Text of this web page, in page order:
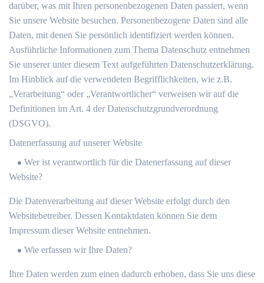
darüber, was mit Ihren personenbezogenen Daten passiert, wenn
Sie unsere Website besuchen. Personenbezogene Daten sind alle
Daten, mit denen Sie persönlich identifiziert werden können.
Ausführliche Informationen zum Thema Datenschutz entnehmen
Sie unserer unter diesem Text aufgeführten Datenschutzerklärung.
Im Hinblick auf die verwendeten Begrifflichkeiten, wie z.B.
„Verarbeitung“ oder „Verantwortlicher“ verweisen wir auf die
Definitionen im Art. 4 der Datenschutzgrundverordnung
(DSGVO).
Datenerfassung auf unserer Website
Wer ist verantwortlich für die Datenerfassung auf dieser
Website?
Die Datenverarbeitung auf dieser Website erfolgt durch den
Websitebetreiber. Dessen Kontaktdaten können Sie dem
Impressum dieser Website entnehmen.
Wie erfassen wir Ihre Daten?
Ihre Daten werden zum einen dadurch erhoben, dass Sie uns diese